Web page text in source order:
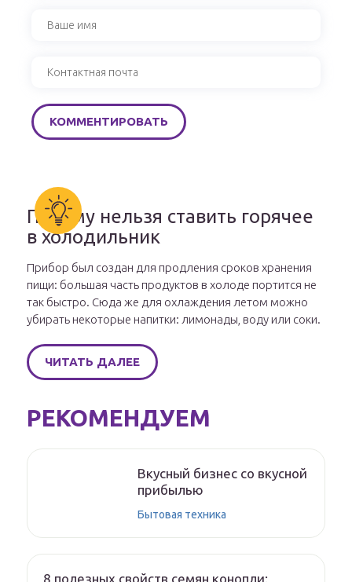
Почему нельзя ставить горячее
в холодильник
Прибор был создан для продления сроков хранения
пищи: большая часть продуктов в холоде портится не
так быстро. Сюда же для охлаждения летом можно
убирать некоторые напитки: лимонады, воду или соки.
ЧИТАТЬ ДАЛЕЕ
РЕКОМЕНДУЕМ
Вкусный бизнес со вкусной
прибылью
Бытовая техника
8 полезных свойств семян конопли: